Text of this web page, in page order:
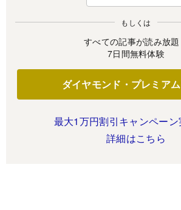
もしくは
すべての記事が読み放題
7日間無料体験
ダイヤモンド・プレミア
最大1万円割引キャンペーン
詳細はこちら